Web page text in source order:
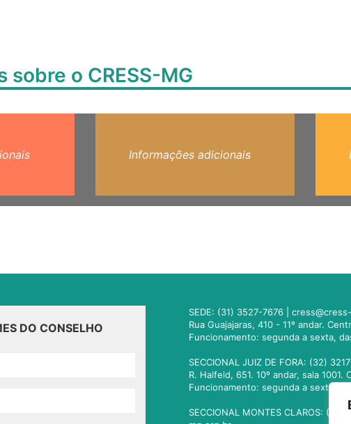
sobre o CRESS-MG
Informações adicionais
DO CONSELHO
SEDE: (31) 3527-7676 |
Rua Guajajaras, 410 - 11º andar.
Funcionamento: segunda a sexta,
SECCIONAL JUIZ DE FORA: (32)
R. Halfeld, 651. 10º andar, sala
Funcionamento: segunda a sexta,
SECCIONAL MONTES CLAROS: